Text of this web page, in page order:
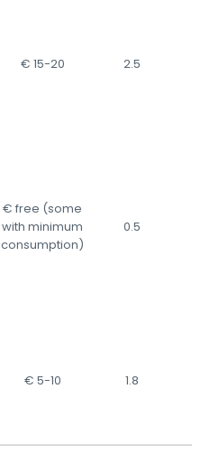
€ 15-20 2.5
€ free (some
with minimum
consumption)
0.5
€ 5-10 1.8